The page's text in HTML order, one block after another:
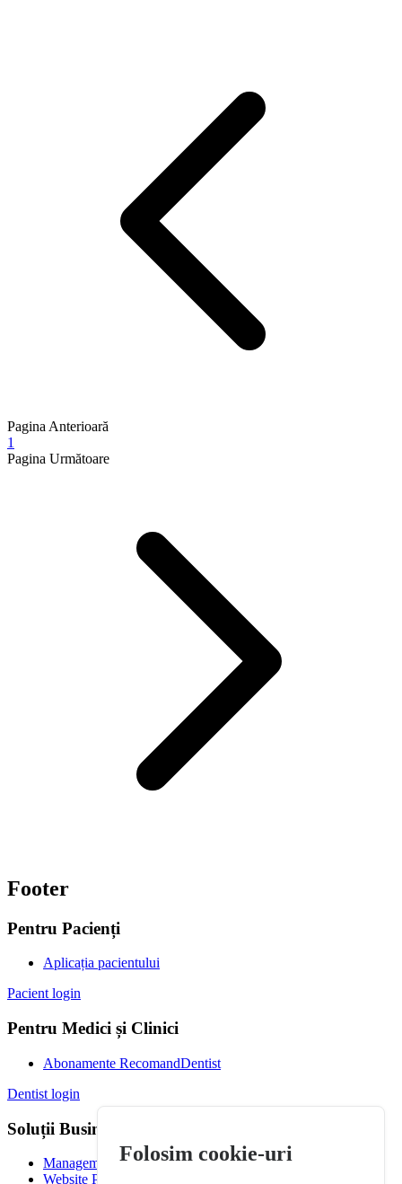
Pagina Anterioară
1
Pagina Următoare
Footer
Pentru Pacienți
Aplicația pacientului
Pacient login
Pentru Medici și Clinici
Abonamente RecomandDentist
Dentist login
Soluții Business
Management Clinică
Website Premium
Folosim cookie-uri